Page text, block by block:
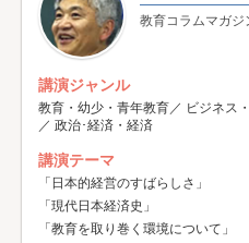
教育コラムマガ
講演ジャンル
教育・幼少・青年教育／ ビジネス
／ 政治･経済・経済
講演テーマ
「日本的経営のすばらしさ」
「現代日本経済史」
「教育を取り巻く環境について」